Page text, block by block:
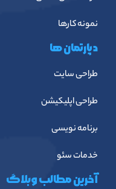
نمونه کارها
دپارتمان ها
طراحی سایت
طراحی اپلیکیشن
برنامه نویسی
خدمات سئو
آخرین مطالب وبلاگ